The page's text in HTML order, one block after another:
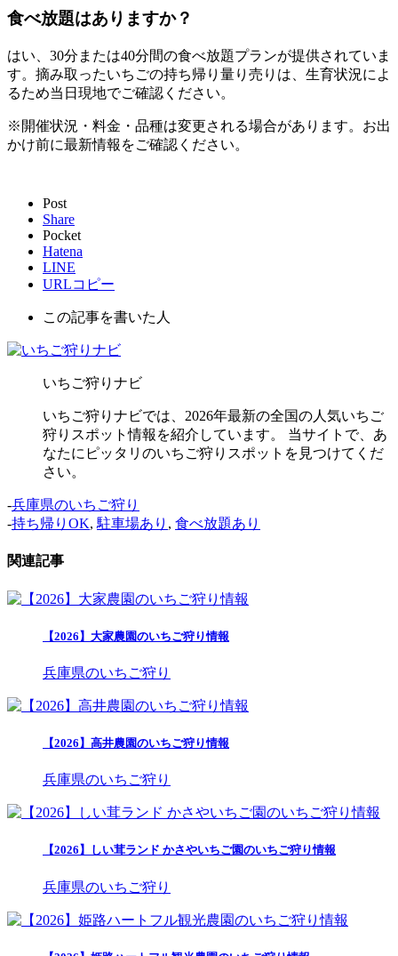
食べ放題はありますか？
はい、30分または40分間の食べ放題プランが提供されていま
す。摘み取ったいちごの持ち帰り量り売りは、生育状況によ
るため当日現地でご確認ください。
※開催状況・料金・品種は変更される場合があります。お出
かけ前に最新情報をご確認ください。
Post
Share
Pocket
Hatena
LINE
URLコピー
この記事を書いた人
いちご狩りナビ
いちご狩りナビでは、2026年最新の全国の人気いちご
狩りスポット情報を紹介しています。 当サイトで、あ
なたにピッタリのいちご狩りスポットを見つけてくだ
さい。
-兵庫県のいちご狩り
-持ち帰りOK, 駐車場あり , 食べ放題あり
関連記事
【2026】大家農園のいちご狩り情報
兵庫県のいちご狩り
【2026】高井農園のいちご狩り情報
兵庫県のいちご狩り
【2026】しい茸ランド かさやいちご園のいちご狩り情報
兵庫県のいちご狩り